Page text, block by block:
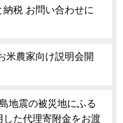
税 お問い合わせに
米農家向け説明会開
地震の被災地にふる
した代理寄附金をお渡